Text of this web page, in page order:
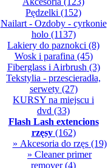
Pędzelki (152)
Nailart - Ozdoby - cyrkonie
holo(1137)
Lakiery do paznokci (8)
Wosk i parafina (45)
Fiberglass i Airbrush (3)
Tekstylia - przescieradła,
serwety(27)
KURSY na miejscu i
dvd (33)
Flash Lash extencions
rzęsy(162)
» Akcesoria do rzęs(19)
» Cleaner primer
remover(4)